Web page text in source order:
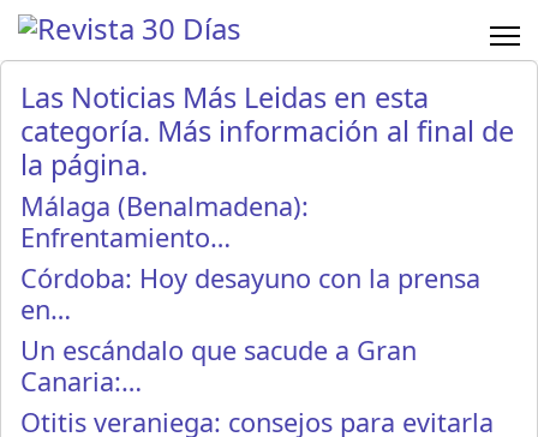
Las Noticias Más Leidas en esta
categoría. Más información al final de
la página.
Málaga (Benalmadena):
Enfrentamiento…
Córdoba: Hoy desayuno con la prensa
en…
Un escándalo que sacude a Gran
Canaria:…
Otitis veraniega: consejos para evitarla